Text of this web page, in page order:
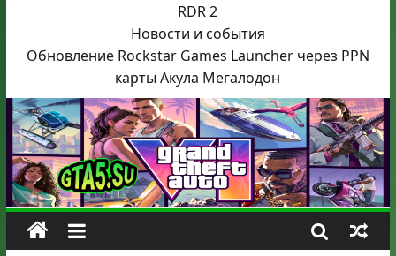
RDR 2
Новости и события
Обновление Rockstar Games Launcher через PPN
карты Акула Мегалодон